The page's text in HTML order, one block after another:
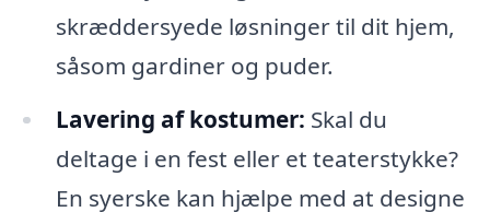
skræddersyede løsninger til dit hjem,
såsom gardiner og puder.
Lavering af kostumer: Skal du
deltage i en fest eller et teaterstykke?
En syerske kan hjælpe med at designe